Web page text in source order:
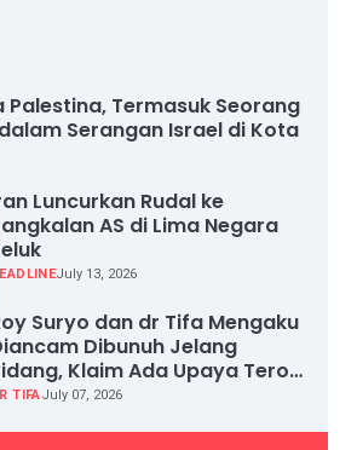
Palestina, Termasuk Seorang
Serangan Israel di Kota
Luncurkan Rudal ke
AS di Lima Negara
July 13, 2026
Suryo dan dr Tifa Mengaku
Dibunuh Jelang
Klaim Ada Upaya Teror
Intimidasi
TIFAJuly 07, 2026